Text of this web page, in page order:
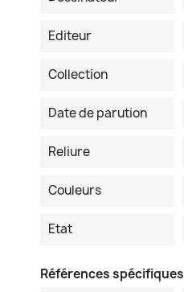
Editeur
Collection
Date de parution
Reliure
Couleurs
Etat
Références spécifiques